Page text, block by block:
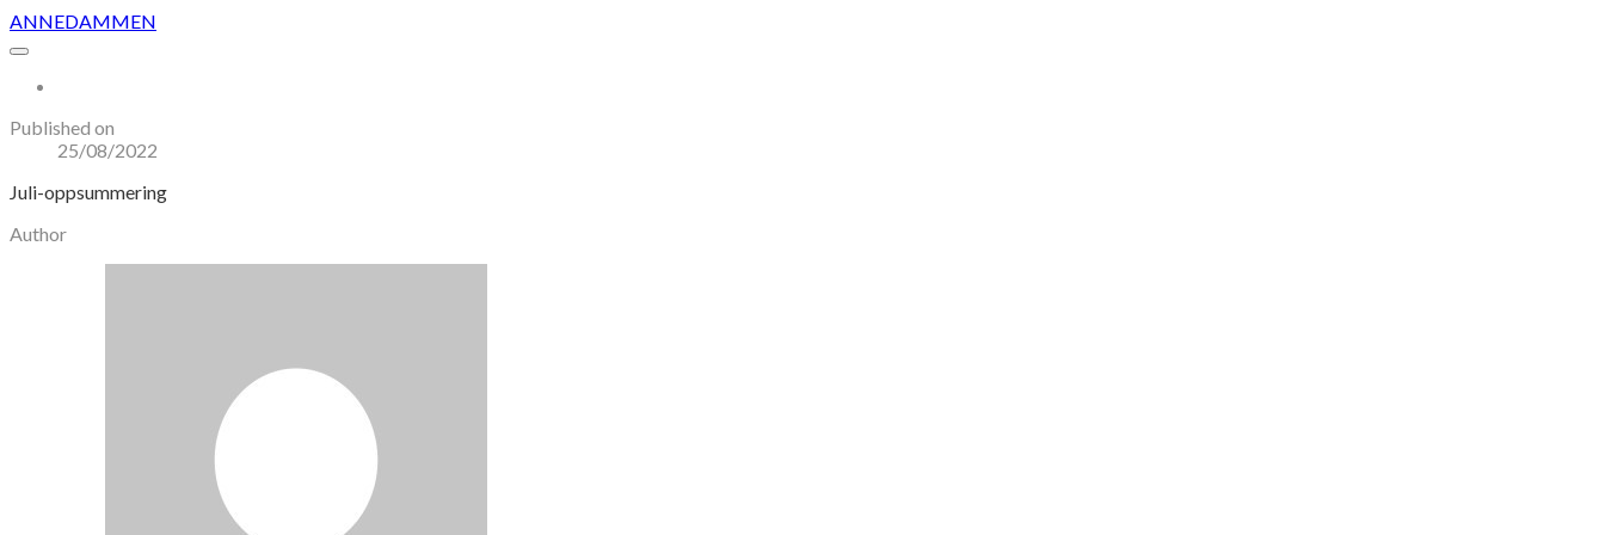
ANNEDAMMEN
Published on
25/08/2022
Juli-oppsummering
Author